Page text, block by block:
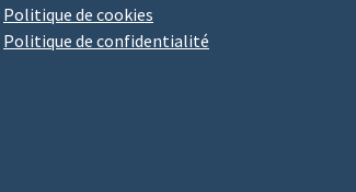
Politique de cookies
Politique de confidentialité